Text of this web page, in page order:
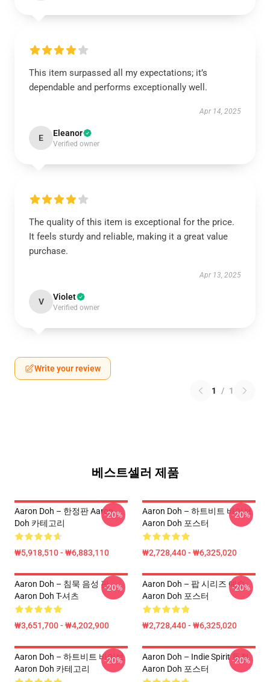
This item surpassed all my expectations; it’s
dependable and performs exceptionally well.
Apr 14, 2025
E Eleanor
Verified owner
The quality of this item is exceptional for the price.
It feels sturdy and reliable, making it a great value
purchase.
Apr 13, 2025
V Violet
Verified owner
Write your review
1 / 1
베스트셀러 제품
Aaron Doh – 한정판 Aaron
Doh 카테고리
₩5,918,510 - ₩6,883,110
-20%
Aaron Doh – 하트비트 바이브
Aaron Doh 포스터
₩2,728,440 - ₩6,325,020
-20%
Aaron Doh – 침묵 음성 판
Aaron Doh T-셔츠
₩3,651,700 - ₩4,202,900
-20%
Aaron Doh – 팝 시리즈 예술
Aaron Doh 포스터
₩2,728,440 - ₩6,325,020
-20%
Aaron Doh – 하트비트 바이브
Aaron Doh 카테고리
-20%
Aaron Doh – Indie Spirit 독점
Aaron Doh 포스터
-20%